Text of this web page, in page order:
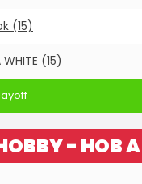
(15)
WHITE (15)
- HOB A